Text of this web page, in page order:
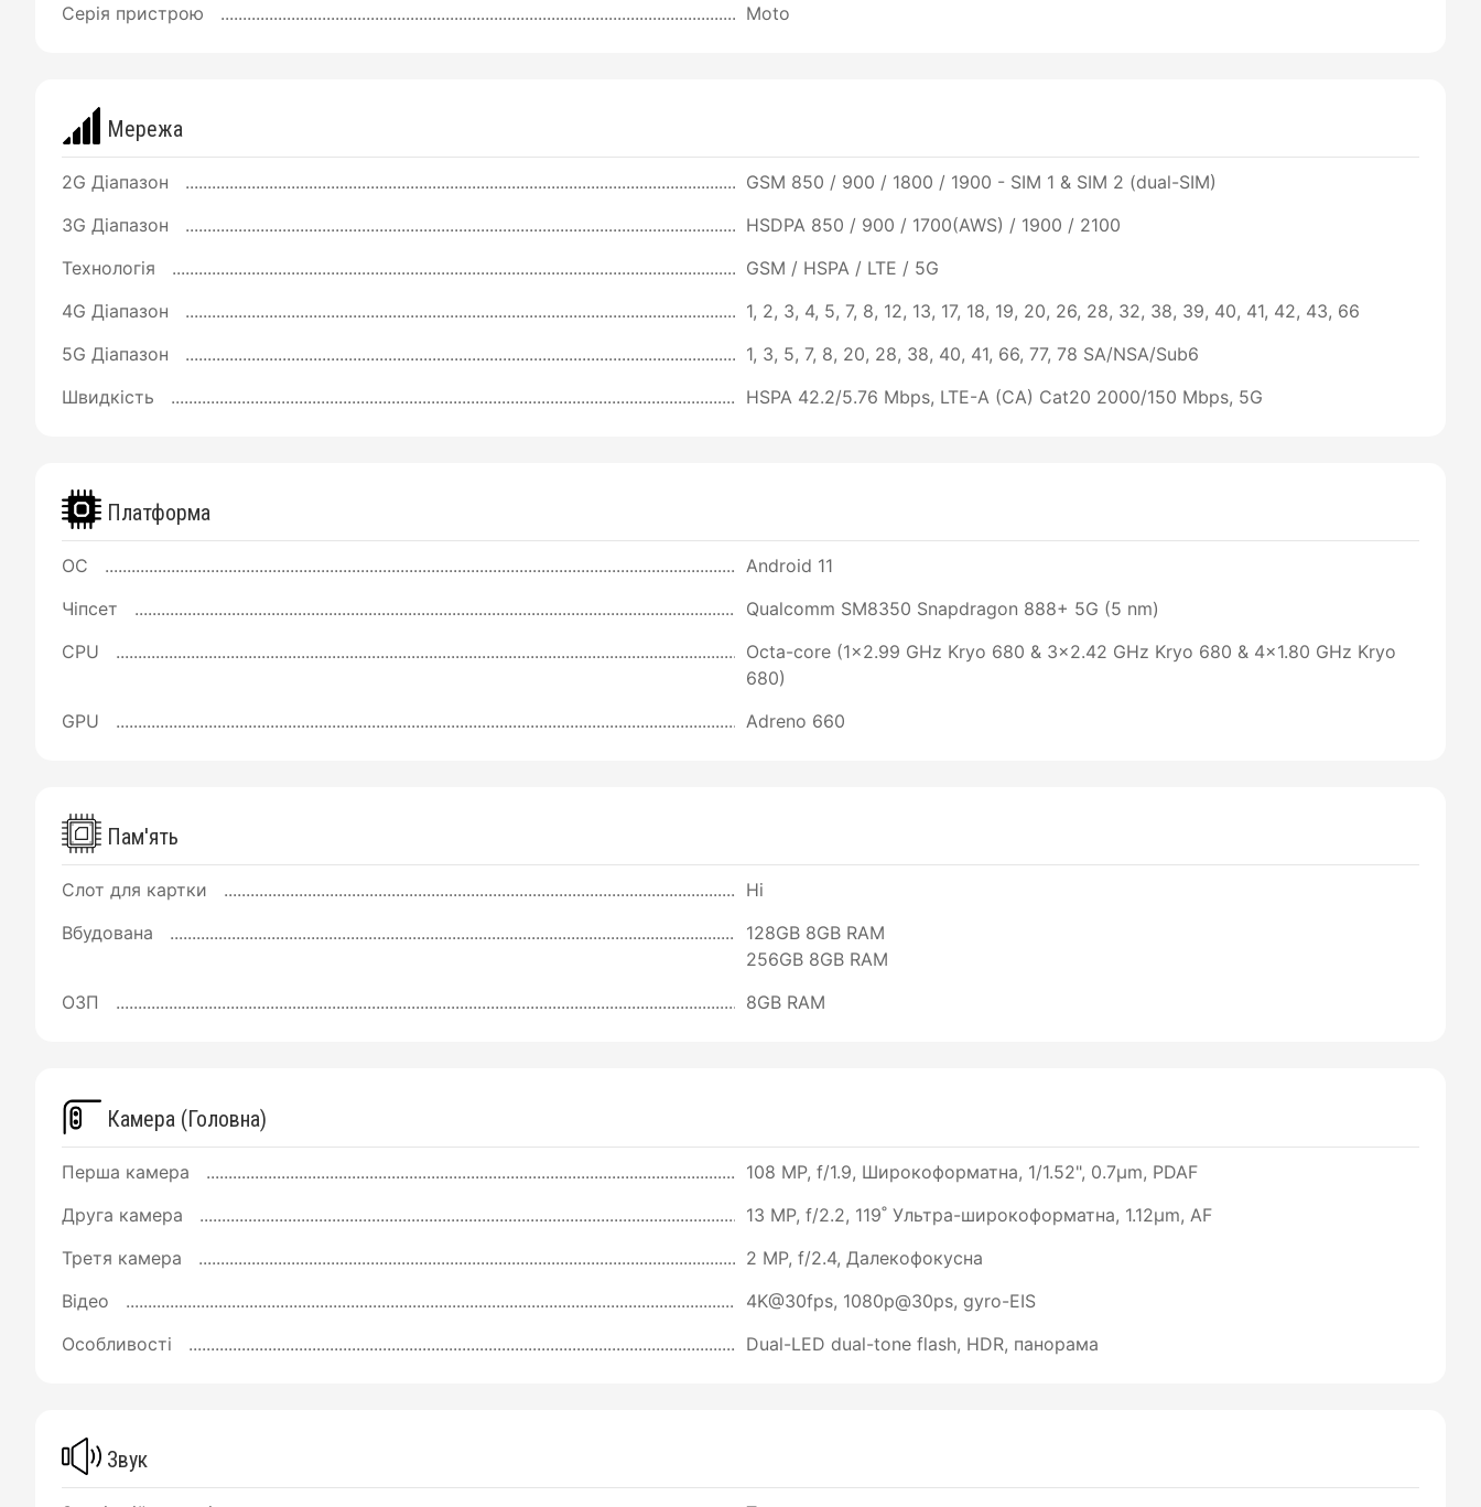
Серія пристрою Moto
Мережа
2G Діапазон
GSM 850 / 900 / 1800 / 1900 - SIM 1 & SIM 2 (dual-SIM)
3G Діапазон
HSDPA 850 / 900 / 1700(AWS) / 1900 / 2100
Технологія
GSM / HSPA / LTE / 5G
4G Діапазон
1, 2, 3, 4, 5, 7, 8, 12, 13, 17, 18, 19, 20, 26, 28, 32, 38, 39, 40, 41, 42, 43, 66
5G Діапазон
1, 3, 5, 7, 8, 20, 28, 38, 40, 41, 66, 77, 78 SA/NSA/Sub6
Швидкість
HSPA 42.2/5.76 Mbps, LTE-A (CA) Cat20 2000/150 Mbps, 5G
Платформа
ОС
Android 11
Чіпсет
Qualcomm SM8350 Snapdragon 888+ 5G (5 nm)
CPU
Octa-core (1x2.99 GHz Kryo 680 & 3x2.42 GHz Kryo 680 & 4x1.80 GHz Kryo
680)
GPU
Adreno 660
Пам'ять
Слот для картки
Ні
Вбудована
128GB 8GB RAM
256GB 8GB RAM
ОЗП
8GB RAM
Камера (Головна)
Перша камера
108 MP, f/1.9, Широкоформатна, 1/1.52", 0.7µm, PDAF
Друга камера
13 MP, f/2.2, 119˚ Ультра-широкоформатна, 1.12µm, AF
Третя камера
2 MP, f/2.4, Далекофокусна
Відео
4K@30fps, 1080p@30ps, gyro-EIS
Особливості
Dual-LED dual-tone flash, HDR, панорама
Звук